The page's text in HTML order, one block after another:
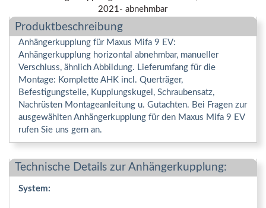
Produktbeschreibung
Anhängerkupplung für Maxus Mifa 9 EV:
Anhängerkupplung horizontal abnehmbar, manueller
Verschluss, ähnlich Abbildung. Lieferumfang für die
Montage: Komplette AHK incl. Querträger,
Befestigungsteile, Kupplungskugel, Schraubensatz,
Nachrüsten Montageanleitung u. Gutachten. Bei Fragen zur
ausgewählten Anhängerkupplung für den Maxus Mifa 9 EV
rufen Sie uns gern an.
Technische Details zur Anhängerkupplung:
System: